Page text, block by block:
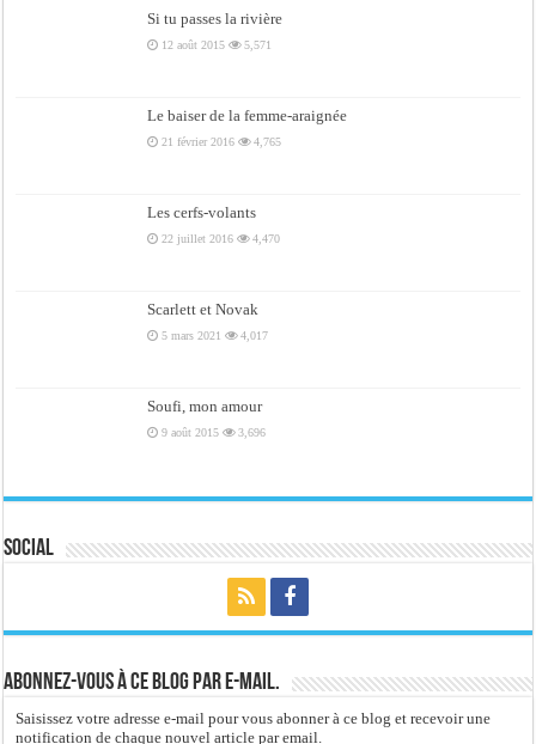
Si tu passes la rivière
12 août 2015 5,571
Le baiser de la femme-araignée
21 février 2016 4,765
Les cerfs-volants
22 juillet 2016 4,470
Scarlett et Novak
5 mars 2021 4,017
Soufi, mon amour
9 août 2015 3,696
Social
Abonnez-vous à ce blog par e-mail.
Saisissez votre adresse e-mail pour vous abonner à ce blog et recevoir une
notification de chaque nouvel article par email.